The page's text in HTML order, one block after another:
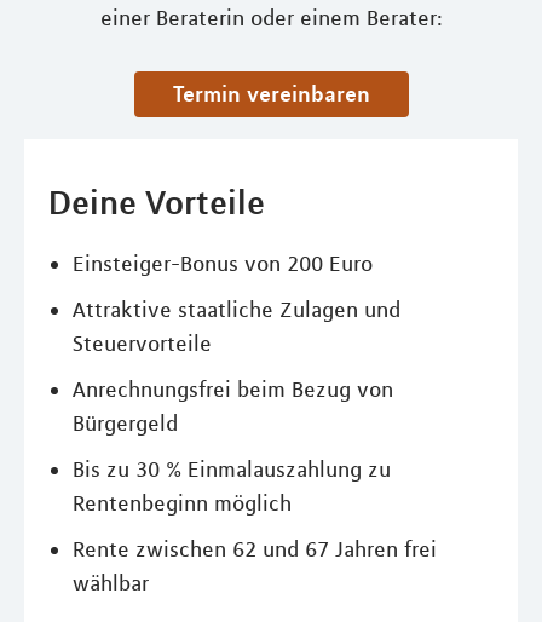
einer Beraterin oder einem Berater:
Termin vereinbaren
Deine Vorteile
Einsteiger-Bonus von 200 Euro
Attraktive staatliche Zulagen und
Steuervorteile
Anrechnungsfrei beim Bezug von
Bürgergeld
Bis zu 30 % Einmalauszahlung zu
Rentenbeginn möglich
Rente zwischen 62 und 67 Jahren frei
wählbar